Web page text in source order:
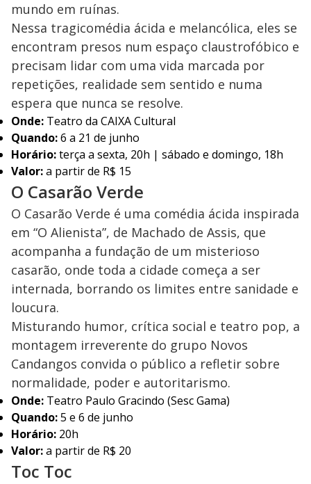
mundo em ruínas.
Nessa tragicomédia ácida e melancólica, eles se
encontram presos num espaço claustrofóbico e
precisam lidar com uma vida marcada por
repetições, realidade sem sentido e numa
espera que nunca se resolve.
Onde: Teatro da CAIXA Cultural
Quando:6 a 21 de junho
Horário:terça a sexta, 20h | sábado e domingo, 18h
Valor:a partir de R$ 15
O Casarão Verde
O Casarão Verde é uma comédia ácida inspirada
em “O Alienista”, de Machado de Assis, que
acompanha a fundação de um misterioso
casarão, onde toda a cidade começa a ser
internada, borrando os limites entre sanidade e
loucura.
Misturando humor, crítica social e teatro pop, a
montagem irreverente do grupo Novos
Candangos convida o público a refletir sobre
normalidade, poder e autoritarismo.
Onde: Teatro Paulo Gracindo (Sesc Gama)
Quando:5 e 6 de junho
Horário: 20h
Valor:a partir de R$ 20
Toc Toc